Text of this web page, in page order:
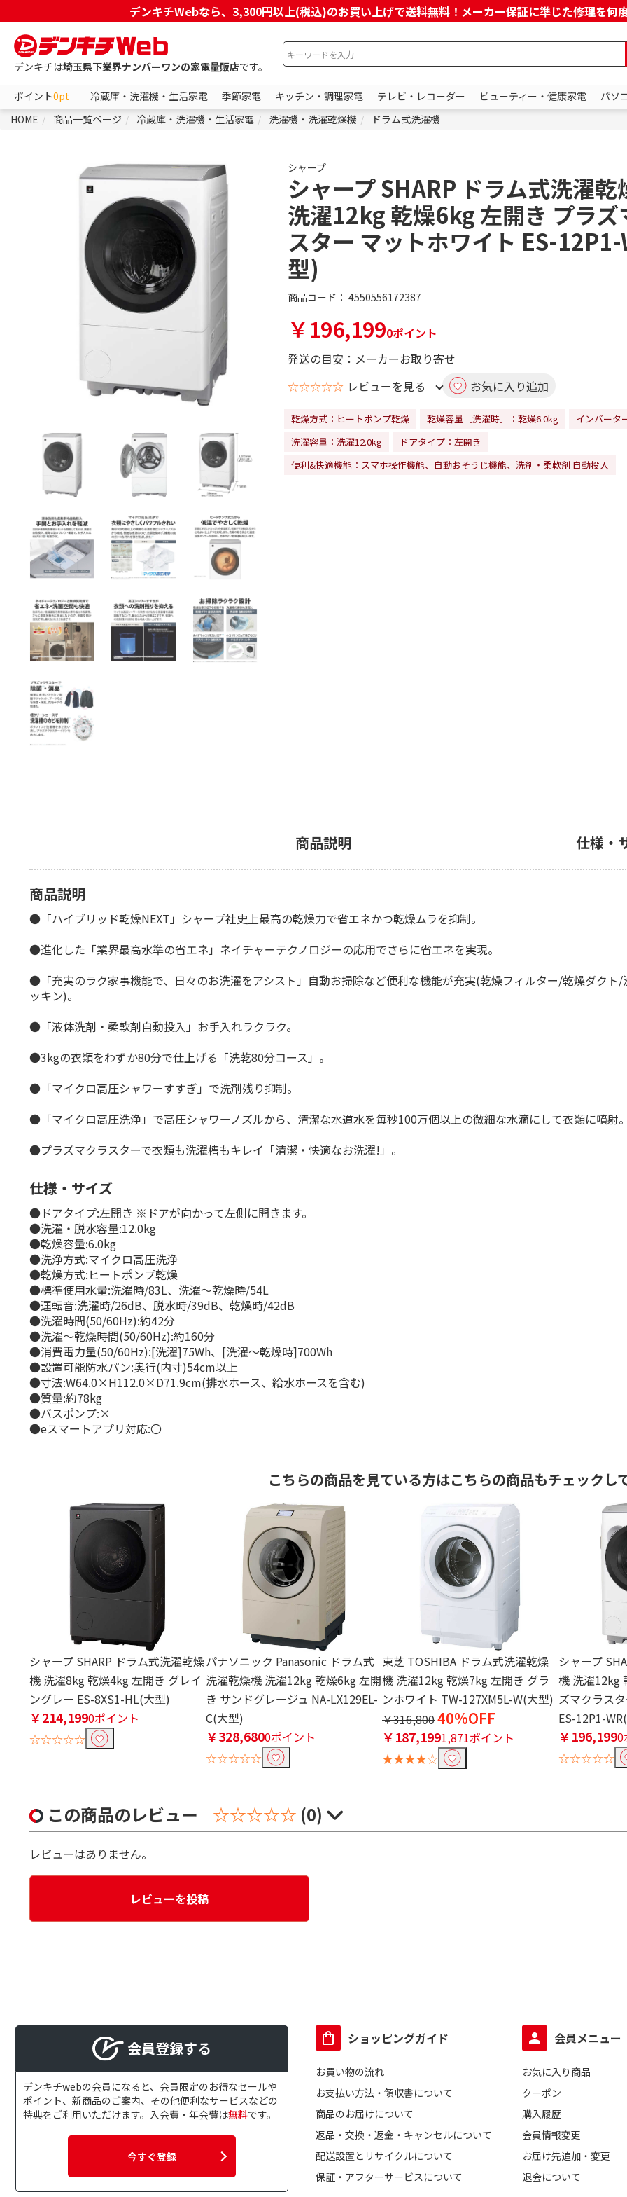
デンキチWebなら、3,300円以上(税込)のお買い上げで送料無料！メーカー保証に準じた修理を何
デンキチは埼玉県下業界ナンバーワンの家電量販店です。
ポイント0pt 冷蔵庫・洗濯機・生活家電 季節家電 キッチン・調理家電 テレビ・レコーダー ビューティー・健康家電
パソ
HOME
商品一覧ページ 冷蔵庫・洗濯機・生活家電 洗濯機・洗濯乾燥機 ドラム式洗濯機
シャープ
シャープ SHARP ドラム式洗濯乾
洗濯12kg 乾燥6kg 左開き プラズ
スター マットホワイト ES-
型)
商品コード： 4550556172387
￥196,1990ポイント
発送の目安：メーカーお取り寄せ
☆☆☆☆☆ レビューを見る お気に入り追加
乾燥方式：ヒートポンプ乾燥 乾燥容量［洗濯時］：乾燥6.0kg
インバータ
洗濯容量：洗濯12.0kg
ドアタイプ：左開き
便利&快適機能：スマホ操作機能、自動おそうじ機能、洗剤・柔軟剤 自動投入
商品説明 仕様・
商品説明
●「ハイブリッド乾燥NEXT」シャープ社史上最高の乾燥力で省エネかつ乾燥ムラを抑制。
●進化した「業界最高水準の省エネ」ネイチャーテクノロジーの応用でさらに省エネを実現。
●「充実のラク家事機能で、日々のお洗濯をアシスト」自動お掃除など便利な機能が充実(乾燥フィルター/乾燥ダクト
ッキン)。
●「液体洗剤・柔軟剤自動投入」お手入れラクラク。
●3kgの衣類をわずか80分で仕上げる「洗乾80分コース」。
●「マイクロ高圧シャワーすすぎ」で洗剤残り抑制。
●「マイクロ高圧洗浄」で高圧シャワーノズルから、清潔な水道水を毎秒100万個以上の微細な水滴にして衣類に噴射
●プラズマクラスターで衣類も洗濯槽もキレイ「清潔・快適なお洗濯!」。
仕様・サイズ
●ドアタイプ:左開き ※ドアが向かって左側に開きます。
●洗濯・脱水容量:12.0kg
●乾燥容量:6.0kg
●洗浄方式:マイクロ高圧洗浄
●乾燥方式:ヒートポンプ乾燥
●標準使用水量:洗濯時/83L、洗濯～乾燥時/54L
●運転音:洗濯時/26dB、脱水時/39dB、乾燥時/42dB
●洗濯時間(50/60Hz):約42分
●洗濯～乾燥時間(50/60Hz):約160分
●消費電力量(50/60Hz):[洗濯]75Wh、[洗濯～乾燥時]700Wh
●設置可能防水パン:奥行(内寸)54cm以上
●寸法:W64.0×H112.0×D71.9cm(排水ホース、給水ホースを含む)
●質量:約78kg
●バスポンプ:×
●eスマートアプリ対応:〇
こちらの商品を見ている方はこちらの商品もチェックし
シャープ SHARP ドラム式洗濯乾燥
機 洗濯8kg 乾燥4kg 左開き グレイ
ングレー ES-8XS1-HL(大型)
￥214,1990ポイント
☆☆☆☆☆
パナソニック Panasonic ドラム式
洗濯乾燥機 洗濯12kg 乾燥6kg 左開
き サンドグレージュ NA-LX129EL-
C(大型)
￥328,6800ポイント
☆☆☆☆☆
東芝 TOSHIBA ドラム式洗濯乾燥
機 洗濯12kg 乾燥7kg 左開き グラ
ンホワイト TW-127XM5L-W(大型)
￥316,80040%OFF
￥187,1991,871ポイント
★★★★☆
シャープ
機 洗濯12kg
ズマクラス
ES-12P1-
￥196,1990
☆☆☆☆☆
この商品のレビュー ☆☆☆☆☆ (0)
レビューはありません。
レビューを投稿
会員登録する
デンキチwebの会員になると、会員限定のお得なセールや
ポイント、新商品のご案内、その他便利なサービスなどの
特典をご利用いただけます。入会費・年会費は無料です。
今すぐ登録
ショッピングガイド
お買い物の流れ
お支払い方法・領収書について
商品のお届けについて
返品・交換・返金・キャンセルについて
配送設置とリサイクルについて
保証・アフターサービスについて
会員メニュー
お気に入り商品
クーポン
購入履歴
会員情報変更
お届け先追加・変更
退会について